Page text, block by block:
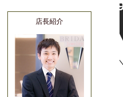
店長紹介